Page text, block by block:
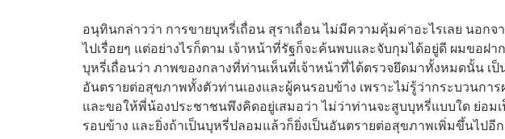
อนุทินกล่าวว่า การขายบุหรี่เถื่อน สุราเถื่อน ไม่มีความคุ้มค่าอะไรเลย นอก
ไปเรื่อยๆ แต่อย่างไรก็ตาม เจ้าหน้าที่รัฐก็จะค้นพบและจับกุมได้อยู่ดี ผมขอฝ
บุหรี่เถื่อนว่า ภาพของกลางที่ท่านเห็นที่เจ้าหน้าที่ได้ตรวจยึดมาทั้งหมดนั้น เป็
อันตรายต่อสุขภาพทั้งตัวท่านเองและผู้คนรอบข้าง เพราะไม่รู้ว่ากระบวนกา
และขอให้พี่น้องประชาชนพึงคิดอยู่เสมอว่า ไม่ว่าท่านจะสูบบุหรี่แบบใด ย่อม
รอบข้าง และยิ่งถ้าเป็นบุหรี่ปลอมแล้วก็ยิ่งเป็นอันตรายต่อสุขภาพเพิ่มขึ้นไป